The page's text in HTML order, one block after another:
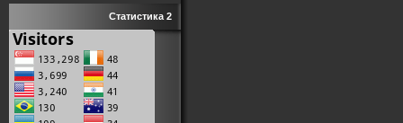
Статистика 2